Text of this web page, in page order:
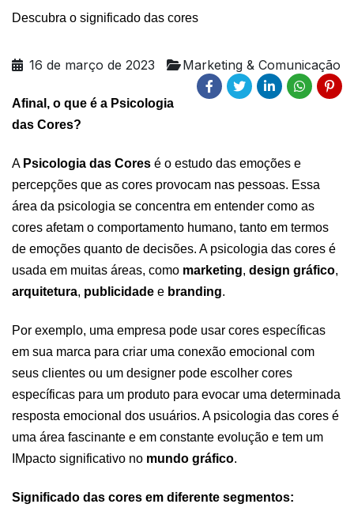
Descubra o significado das cores
16 de março de 2023 Marketing & Comunicação
Afinal, o que é a Psicologia
das Cores?
A Psicologia das Cores é o estudo das emoções e
percepções que as cores provocam nas pessoas. Essa
área da psicologia se concentra em entender como as
cores afetam o comportamento humano, tanto em termos
de emoções quanto de decisões. A psicologia das cores é
usada em muitas áreas, como marketing, design gráfico
arquitetura, publicidade e branding.
Por exemplo, uma empresa pode usar cores específicas
em sua marca para criar uma conexão emocional com
seus clientes ou um designer pode escolher cores
específicas para um produto para evocar uma determinada
resposta emocional dos usuários. A psicologia das cores é
uma área fascinante e em constante evolução e tem um
IMpacto significativo no mundo gráfico.
Significado das cores em diferente segmentos: